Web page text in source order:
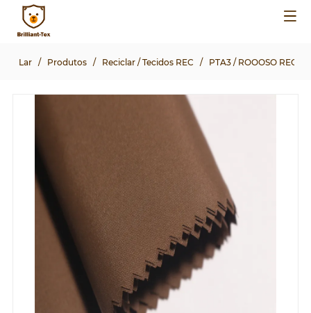
Lar / Produtos / Reciclar / Tecidos REC / PTA3 / ROOOSO REC